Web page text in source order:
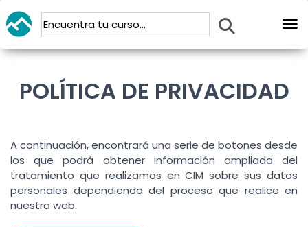
POLÍTICA DE PRIVACIDAD
A continuación, encontrará una serie de botones desde
los que podrá obtener información ampliada del
tratamiento que realizamos en CIM sobre sus datos
personales dependiendo del proceso que realice en
nuestra web.